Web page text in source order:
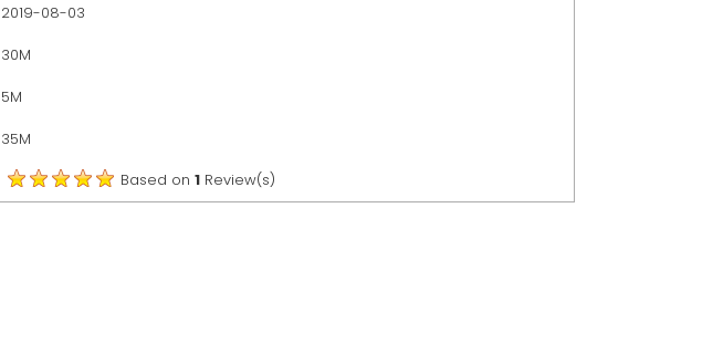
2019-08-03
30M
5M
35M
Based on1 Review(s)